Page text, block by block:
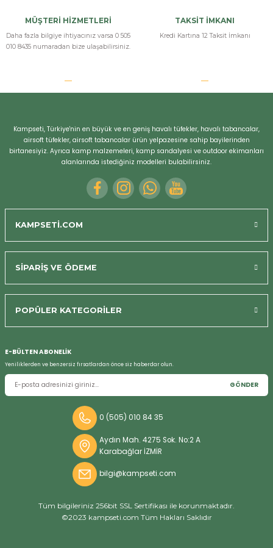
MÜŞTERİ HİZMETLERİ
Daha fazla bilgiye ihtiyacınız varsa 0 505
010 8435 numaradan bize ulaşabilirsiniz.
TAKSİT İMKANI
Kredi Kartına 12 Taksit İmkanı
Kampseti, Türkiye'nin en büyük ve en geniş havalı tüfekler, havalı tabancalar,
airsoft tüfekler, airsoft tabancalar ürün yelpazesine sahip bayilerinden
birtanesiyiz. Ayrıca kamp malzemeleri, kamp sandalyesi ve outdoor ekimanları
alanlarında istediğiniz modelleri bulabilirsiniz.
KAMPSETİ.COM
SİPARİŞ VE ÖDEME
POPÜLER KATEGORİLER
E-BÜLTEN ABONELİK
Yeniliklerden ve benzersiz fırsatlardan önce siz haberdar olun.
GÖNDER
0 (505) 010 84 35
Aydın Mah. 4275 Sok. No:2 A
Karabağlar İZMİR
bilgi@kampseti.com
Tüm bilgileriniz 256bit SSL Sertifikası ile korunmaktadır.
©2023 kampseti.com Tüm Hakları Saklıdır
Bizi Arayın